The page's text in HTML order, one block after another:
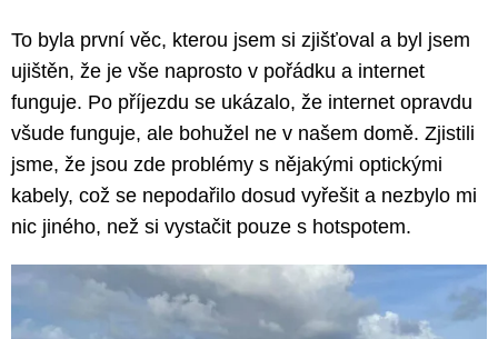
To byla první věc, kterou jsem si zjišťoval a byl jsem
ujištěn, že je vše naprosto v pořádku a internet
funguje. Po příjezdu se ukázalo, že internet opravdu
všude funguje, ale bohužel ne v našem domě. Zjistili
jsme, že jsou zde problémy s nějakými optickými
kabely, což se nepodařilo dosud vyřešit a nezbylo mi
nic jiného, než si vystačit pouze s hotspotem.